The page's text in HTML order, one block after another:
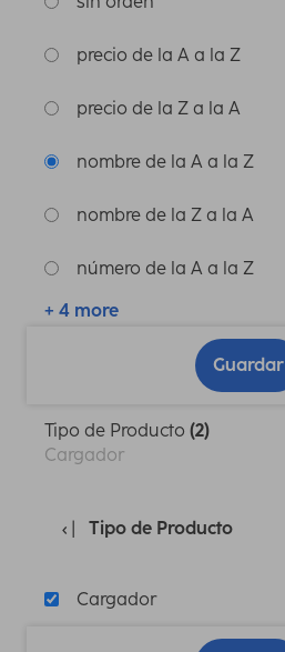
precio de la A a la Z
precio de la Z a la A
nombre de la A a la Z
nombre de la Z a la A
número de la A a la Z
+ 4 more
Guardar
Tipo de Producto (2)
Cargador
Tipo de Producto
Cargador